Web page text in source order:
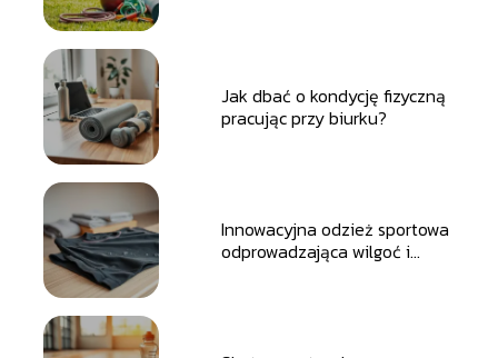
Jak dbać o kondycję fizyczną
pracując przy biurku?
Innowacyjna odzież sportowa
odprowadzająca wilgoć i